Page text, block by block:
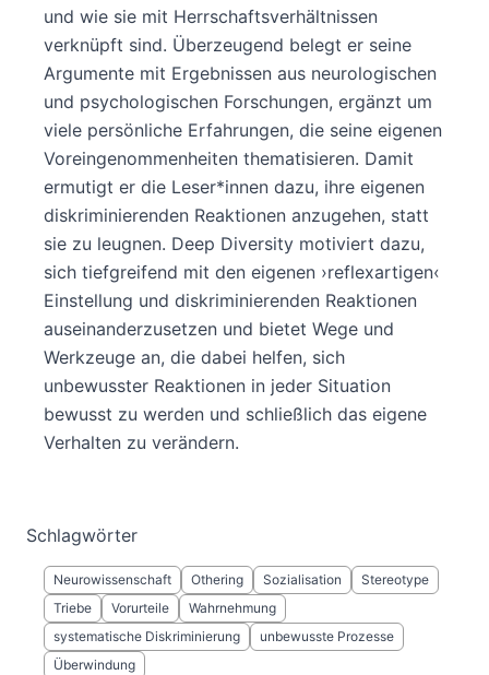
und wie sie mit Herrschaftsverhältnissen
verknüpft sind. Überzeugend belegt er seine
Argumente mit Ergebnissen aus neurologischen
und psychologischen Forschungen, ergänzt um
viele persönliche Erfahrungen, die seine eigenen
Voreingenommenheiten thematisieren. Damit
ermutigt er die Leser*innen dazu, ihre eigenen
diskriminierenden Reaktionen anzugehen, statt
sie zu leugnen. Deep Diversity motiviert dazu,
sich tiefgreifend mit den eigenen ›reflexartigen‹
Einstellung und diskriminierenden Reaktionen
auseinanderzusetzen und bietet Wege und
Werkzeuge an, die dabei helfen, sich
unbewusster Reaktionen in jeder Situation
bewusst zu werden und schließlich das eigene
Verhalten zu verändern.
Schlagwörter
Neurowissenschaft Othering Sozialisation
Stereotype
Triebe
Vorurteile
Wahrnehmung
systematische Diskriminierung
unbewusste Prozesse
Überwindung